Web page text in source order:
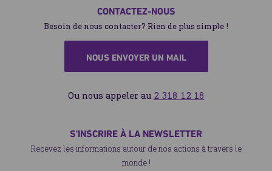
CONTACTEZ-NOUS
Besoin de nous contacter? Rien de plus simple !
NOUS ENVOYER UN MAIL
Ou nous appeler au 2 318 12 18
S'INSCRIRE À LA NEWSLETTER
Recevez les informations autour de nos actions à travers le
monde !